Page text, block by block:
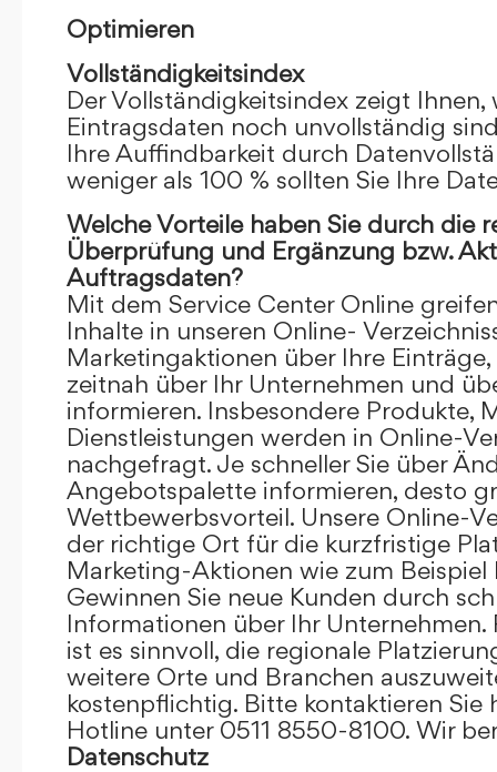
Optimieren
Vollständigkeitsindex
Der Vollständigkeitsindex zeigt
Eintragsdaten noch unvollständig
Ihre Auffindbarkeit durch
weniger als 100 % sollten Sie Ihre
Welche Vorteile haben Sie durch die
Überprüfung und Ergänzung bzw.
Auftragsdaten?
Mit dem Service Center Online
Inhalte in unseren Online-
Marketingaktionen über Ihre
zeitnah über Ihr Unternehmen und
informieren. Insbesondere Produkte,
Dienstleistungen werden in Online-
nachgefragt. Je schneller Sie über
Angebotspalette informieren, desto
Wettbewerbsvorteil. Unsere Online-
der richtige Ort für die kurzfristige
Marketing-Aktionen wie zum Beispiel
Gewinnen Sie neue Kunden durch
Informationen über Ihr Unternehmen.
ist es sinnvoll, die regionale
weitere Orte und Branchen
kostenpflichtig. Bitte kontaktieren Sie
Hotline unter 0511 8550-8100. Wir
Datenschutz